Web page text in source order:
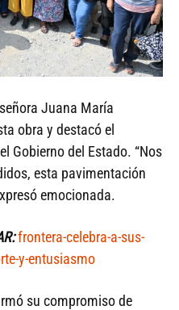
Juana María
obra y destacó el
Gobierno del Estado. “Nos
esta pavimentación
emocionada.
frontera-celebra-a-sus-
y-entusiasmo
su compromiso de